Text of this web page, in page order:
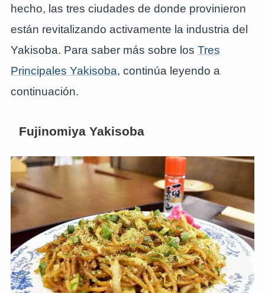
hecho, las tres ciudades de donde provinieron
están revitalizando activamente la industria del
Yakisoba. Para saber más sobre los Tres
Principales Yakisoba, continúa leyendo a
continuación.
Fujinomiya Yakisoba